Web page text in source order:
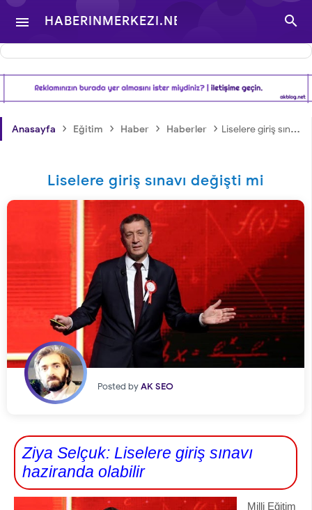
 HABERINMERKEZI.NET
- TÜRKIYE VE DÜNYA
GÜNDEMINDEN

Anasayfa › Eğitim › Haber › Haberler › Liselere giriş sınavı değişti mi
Liselere giriş sınavı değişti mi
Posted byAK SEO
Ziya Selçuk: Liselere giriş sınavı
haziranda olabilir
Milli Eğitim